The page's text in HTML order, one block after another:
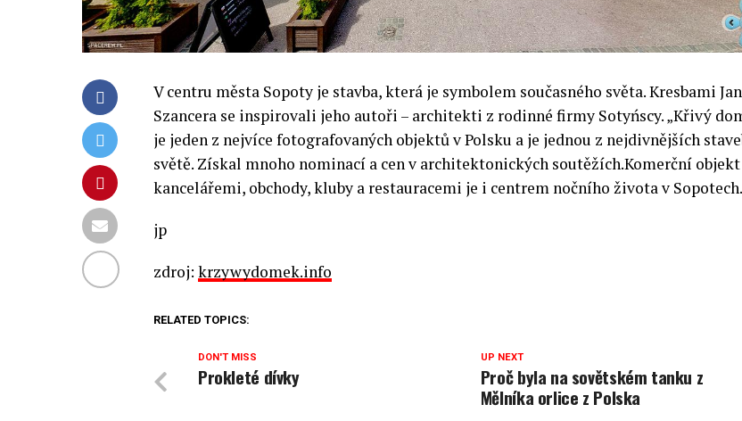
V centru města Sopoty je stavba, která je symbolem současného světa. Kresbami
Szancera se inspirovali jeho autoři – architekti z rodinné firmy Sotyńscy. „Křivý
je jeden z nejvíce fotografovaných objektů v Polsku a je jednou z nejdivnějších
světě. Získal mnoho nominací a cen v architektonických soutěžích.Komerční objekt
kancelářemi, obchody, kluby a restauracemi je i centrem nočního života v Sopotech.
jp
zdroj: krzywydomek.info
RELATED TOPICS:
UP NEXT
Proč byla na sovětském tanku z
Mělníka orlice z Polska
DON'T MISS
Prokleté dívky